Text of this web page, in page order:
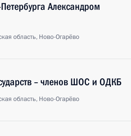
Александром
область, Ново-Огарёво
– членов ШОС и ОДКБ
область, Ново-Огарёво